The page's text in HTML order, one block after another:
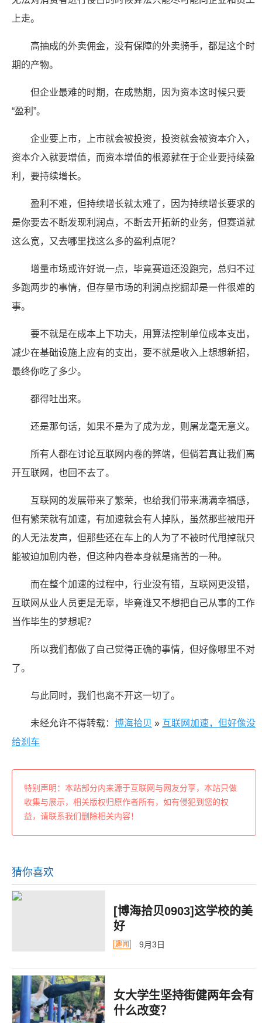
上走。
高抽成的外卖佣金，没有保障的外卖骑手，都是这个时
期的产物。
但企业最难的时期，在成熟期，因为资本这时候只要
“盈利”。
企业要上市，上市就会被投资，投资就会被资本介入，
资本介入就要增值，而资本增值的根源就在于企业要持续盈
利，要持续增长。
盈利不难，但持续增长就太难了，因为持续增长要求的
是你要去不断发现利润点，不断去开拓新的业务，但赛道就
这么宽，又去哪里找这么多的盈利点呢？
增量市场或许好说一点，毕竟赛道还没跑完，总归不过
多跑两步的事情，但存量市场的利润点挖掘却是一件很难的
事。
要不就是在成本上下功夫，用算法控制单位成本支出，
减少在基础设施上应有的支出，要不就是收入上想想新招，
最终你吃了多少。
都得吐出来。
还是那句话，如果不是为了成为龙，则屠龙毫无意义。
所有人都在讨论互联网内卷的弊端，但倘若真让我们离
开互联网，也回不去了。
互联网的发展带来了繁荣，也给我们带来满满幸福感，
但有繁荣就有加速，有加速就会有人掉队，虽然那些被甩开
的人无法发声，但那些还在车上的人为了不被时代甩掉就只
能被迫加剧内卷，但这种内卷本身就是痛苦的一种。
而在整个加速的过程中，行业没有错，互联网更没错，
互联网从业人员更是无辜，毕竟谁又不想把自己从事的工作
当作毕生的梦想呢？
所以我们都做了自己觉得正确的事情，但好像哪里不对
了。
与此同时，我们也离不开这一切了。
未经允许不得转载： 博海拾贝 » 互联网加速，但好像没
给刹车
特别声明：本站部分内来源于互联网与网友分享，本站只做
收集与展示，相关版权归原作者所有，如有侵犯到您的权
益，请联系我们删除相关内容！
猜你喜欢
[博海拾贝0903]这学校的美
好
趣闻 9月3日
女大学生坚持街健两年会有
什么改变？